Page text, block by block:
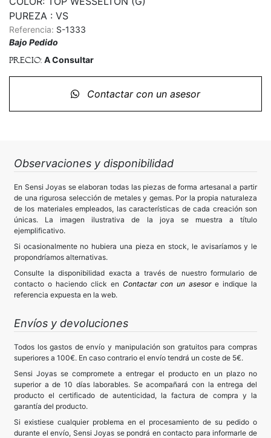
PUREZA : VS
Referencia: S-1333
Bajo Pedido
Precio: A Consultar
Contactar con un asesor
Observaciones y disponibilidad
En Sensi Joyas se elaboran todas las piezas de forma artesanal a partir
de una rigurosa selección de metales y gemas. Por la propia naturaleza
de los materiales empleados, las características de cada creación son
únicas. La imagen ilustrativa de la joya se muestra a título
ejemplificativo.
Si ocasionalmente no hubiera una pieza en stock, le avisaríamos y le
propondríamos alternativas.
Consulte la disponibilidad exacta a través de nuestro formulario de
contacto o haciendo click en Contactar con un asesor e indique la
referencia expuesta en la web.
Envíos y devoluciones
Todos los gastos de envío y manipulación son gratuitos para compras
superiores a 100€. En caso contrario el envío tendrá un coste de 5€.
Sensi Joyas se compromete a entregar el producto en un plazo no
superior a de 10 días laborables. Se acompañará con la entrega del
producto el certificado de autenticidad, la factura de compra y la
garantía del producto.
Si existiese cualquier problema en el procesamiento de su pedido o
durante el envío, Sensi Joyas se pondrá en contacto para informarle de